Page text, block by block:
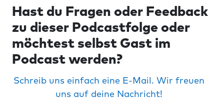
Hast du Fragen oder Feedback
zu dieser Podcastfolge oder
möchtest selbst Gast im
Podcast werden?
Schreib uns einfach eine E-Mail. Wir freuen
uns auf deine Nachricht!